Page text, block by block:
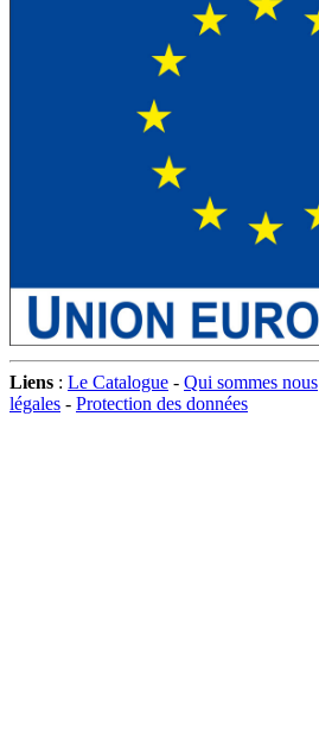
Liens : Le Catalogue - Qui sommes nous
légales - Protection des données